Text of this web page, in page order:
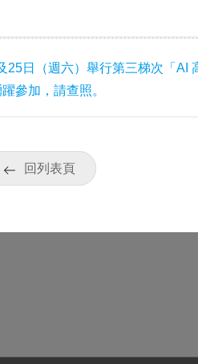
日（週六）舉行第三梯次「AI
參加，請查照。
回列表頁